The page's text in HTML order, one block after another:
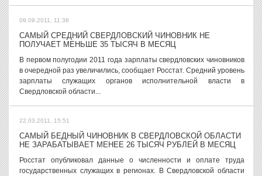
09.09.2011, 11:38
САМЫЙ СРЕДНИЙ СВЕРДЛОВСКИЙ ЧИНОВНИК НЕ
ПОЛУЧАЕТ МЕНЬШЕ 35 ТЫСЯЧ В МЕСЯЦ
В первом полугодии 2011 года зарплаты свердловских чиновников
в очередной раз увеличились, сообщает Росстат. Средний уровень
зарплаты служащих органов исполнительной власти в
Свердловской области...
22.03.2011, 15:51
САМЫЙ БЕДНЫЙ ЧИНОВНИК В СВЕРДЛОВСКОЙ ОБЛАСТИ
НЕ ЗАРАБАТЫВАЕТ МЕНЕЕ 26 ТЫСЯЧ РУБЛЕЙ В МЕСЯЦ
Росстат опубликовал данные о численности и оплате труда
государственных служащих в регионах. В Свердловской области